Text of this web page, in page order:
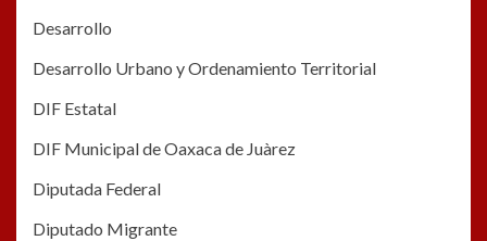
Desarrollo
Desarrollo Urbano y Ordenamiento Territorial
DIF Estatal
DIF Municipal de Oaxaca de Juàrez
Diputada Federal
Diputado Migrante